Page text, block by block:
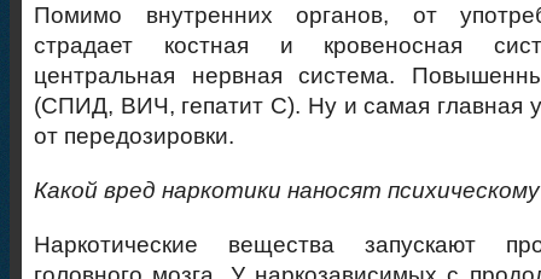
Помимо внутренних органов, от
страдает костная и кровеносная
центральная нервная система.
(СПИД, ВИЧ, гепатит С). Ну и самая главная
от передозировки.
Какой вред наркотики наносят
Наркотические вещества запускают